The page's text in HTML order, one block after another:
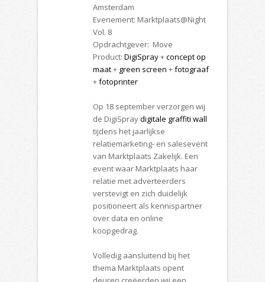
Amsterdam
Evenement: Marktplaats@Night
Vol. 8
Opdrachtgever: Move
Product: DigiSpray+concept op
maat+ green screen +fotograaf
+fotoprinter
Op 18 september verzorgen wij
de DigiSpraydigitale graffiti wall
tijdens het jaarlijkse
relatiemarketing- en salesevent
van Marktplaats Zakelijk. Een
event waar Marktplaats haar
relatie met adverteerders
verstevigt en zich duidelijk
positioneert als kennispartner
over data en online
koopgedrag.
Volledig aansluitend bij het
thema Marktplaats opent